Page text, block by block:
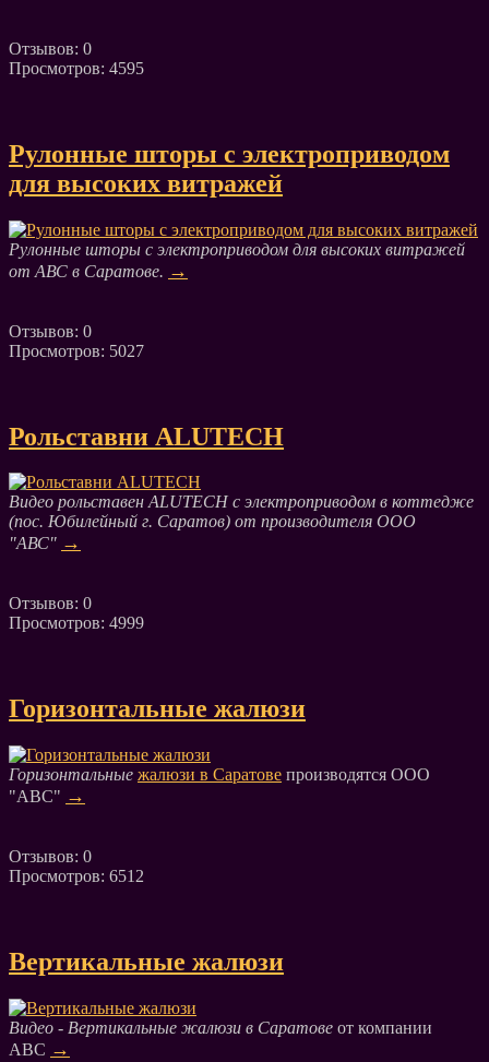
Отзывов: 0
Просмотров: 4595
Рулонные шторы с электроприводом
для высоких витражей
Рулонные шторы с электроприводом для высоких витражей
от АВС в Саратове. →
Отзывов: 0
Просмотров: 5027
Рольставни ALUTECH
Видео рольставен ALUTECH с электроприводом в коттедже
(пос. Юбилейный г. Саратов) от производителя ООО
"АВС" →
Отзывов: 0
Просмотров: 4999
Горизонтальные жалюзи
Горизонтальные жалюзи в Саратове производятся ООО
"АВС" →
Отзывов: 0
Просмотров: 6512
Вертикальные жалюзи
Видео - Вертикальные жалюзи в Саратове от компании
АВС →